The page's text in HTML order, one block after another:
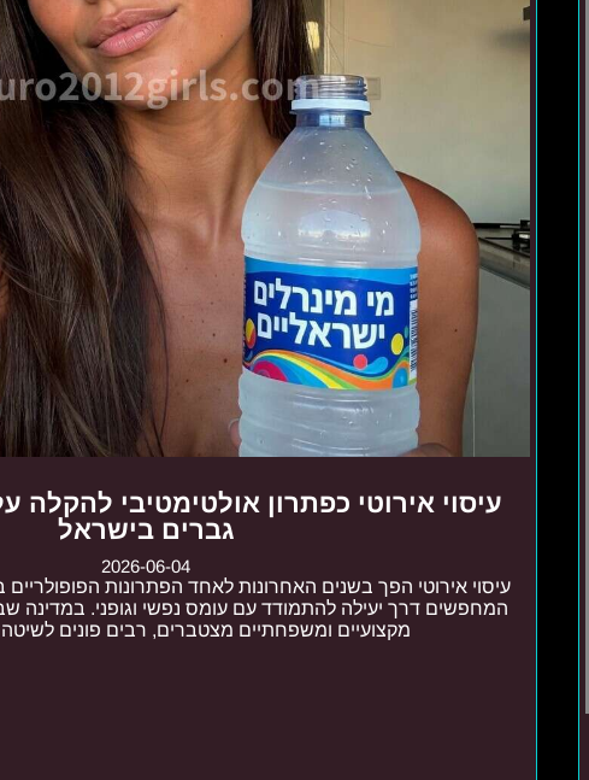
עיסוי אירוטי כפתרון אולטימטיבי להקלה
גברים בישראל
2026-06-04
עיסוי אירוטי הפך בשנים האחרונות לאחד הפתרונות
המחפשים דרך יעילה להתמודד עם עומס נפשי וגופני. במדינה
מקצועיים ומשפחתיים מצטברים, רבים פונים לשיטה